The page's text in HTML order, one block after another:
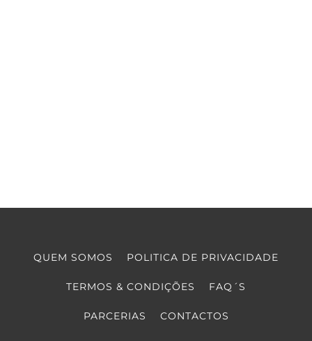
QUEM SOMOS POLITICA DE PRIVACIDADE
TERMOS & CONDIÇÕES FAQ´S
PARCERIAS CONTACTOS